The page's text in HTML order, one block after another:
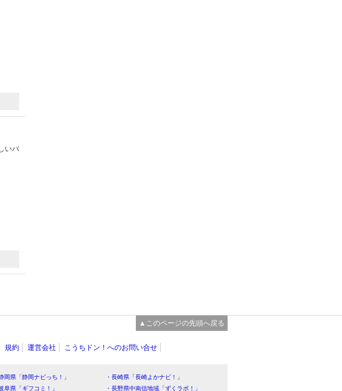
いパ
▲このページの先頭へ戻る
規約 運営会社 こうちドン！へのお問い合せ
岡県「静岡ナビっち！」
・長崎県「長崎よかナビ！」
阜県「ギフコミ！」 ・長野県中南信地域「ずくラボ！」